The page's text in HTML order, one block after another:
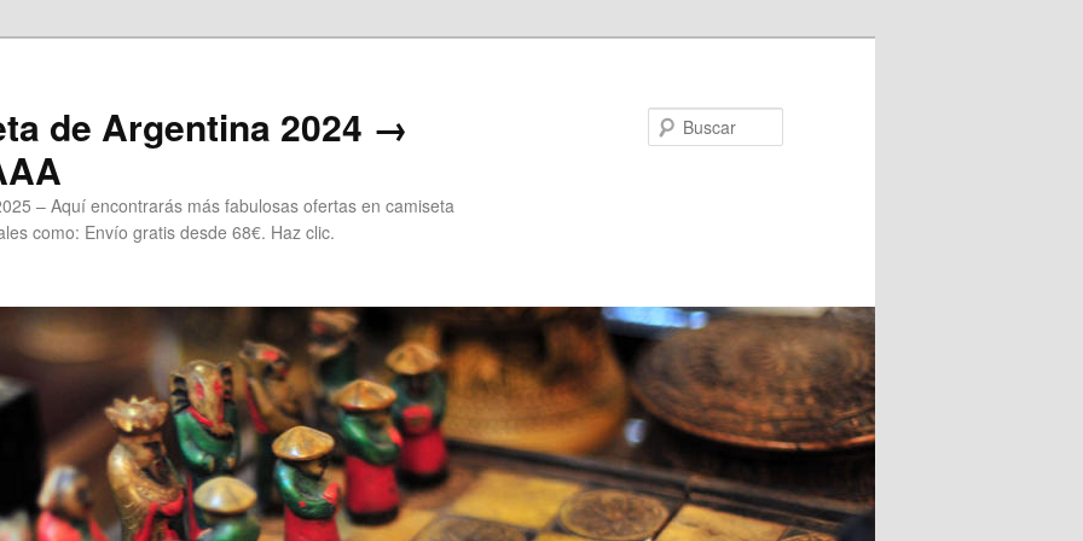
de Argentina 2024 →
– Aquí encontrarás más fabulosas ofertas en camiseta
como: Envío gratis desde 68€. Haz clic.